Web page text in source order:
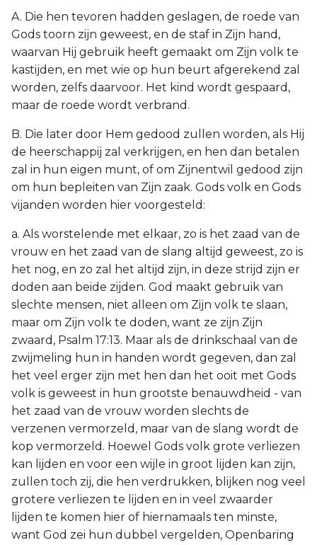
A. Die hen tevoren hadden geslagen, de roede van
Gods toorn zijn geweest, en de staf in Zijn hand,
waarvan Hij gebruik heeft gemaakt om Zijn volk te
kastijden, en met wie op hun beurt afgerekend zal
worden, zelfs daarvoor. Het kind wordt gespaard,
maar de roede wordt verbrand.
B. Die later door Hem gedood zullen worden, als Hij
de heerschappij zal verkrijgen, en hen dan betalen
zal in hun eigen munt, of om Zijnentwil gedood zijn
om hun bepleiten van Zijn zaak. Gods volk en Gods
vijanden worden hier voorgesteld:
a. Als worstelende met elkaar, zo is het zaad van de
vrouw en het zaad van de slang altijd geweest, zo is
het nog, en zo zal het altijd zijn, in deze strijd zijn er
doden aan beide zijden. God maakt gebruik van
slechte mensen, niet alleen om Zijn volk te slaan,
maar om Zijn volk te doden, want ze zijn Zijn
zwaard, Psalm 17:13. Maar als de drinkschaal van de
zwijmeling hun in handen wordt gegeven, dan zal
het veel erger zijn met hen dan het ooit met Gods
volk is geweest in hun grootste benauwdheid - van
het zaad van de vrouw worden slechts de
verzenen vermorzeld, maar van de slang wordt de
kop vermorzeld. Hoewel Gods volk grote verliezen
kan lijden en voor een wijle in groot lijden kan zijn,
zullen toch zij, die hen verdrukken, blijken nog veel
grotere verliezen te lijden en in veel zwaarder
lijden te komen hier of hiernamaals ten minste,
want God zei hun dubbel vergelden, Openbaring